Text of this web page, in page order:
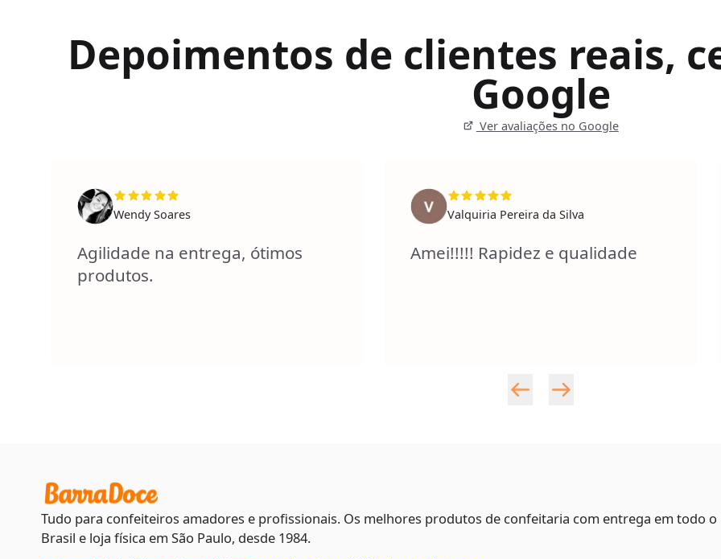
Depoimentos de clientes reais,
Google
Ver avaliações no Google
Wendy Soares
Agilidade na entrega, ótimos
produtos.
Valquiria Pereira da Silva
Amei!!!!! Rapidez e qualidade
Tudo para confeiteiros amadores e profissionais. Os melhores produtos de confeitaria com entrega em todo o
Brasil e loja física em São Paulo, desde 1984.